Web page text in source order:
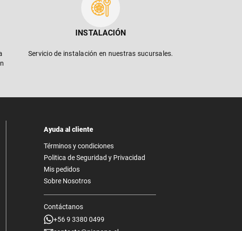
INSTALACIÓN
Servicio de instalación en nuestras sucursales.
Ayuda al cliente
Términos y condiciones
Politica de Seguridad y Privacidad
Mis pedidos
Sobre Nosotros
Contáctanos
+56 9 3380 0499